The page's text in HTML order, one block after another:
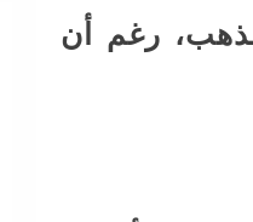
رغم أن